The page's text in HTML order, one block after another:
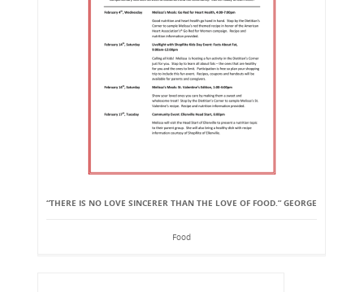
“THERE IS NO LOVE SINCERER THAN THE LOVE OF FOOD.” GEORGE
Food